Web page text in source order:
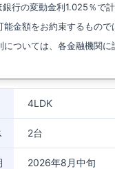
行の変動金利1.025％で
金額をお約束するもので
ついては、各金融機関に
周辺マップを見
でバス15分 国分寺台第
4LDK
2台
2026年8月中旬